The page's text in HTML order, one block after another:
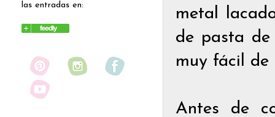
metal
de pasta
muy fácil de
Antes de
las entradas en: